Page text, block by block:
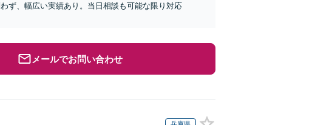
ず、幅広い実績あり。当日相談も可能な限り対応
メールでお問い合わせ
兵庫県